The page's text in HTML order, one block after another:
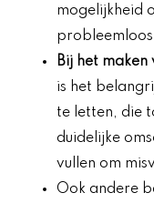
mogelijkheid
Bij het maken
is het
te letten, die
duidelijke
vullen om
Ook andere